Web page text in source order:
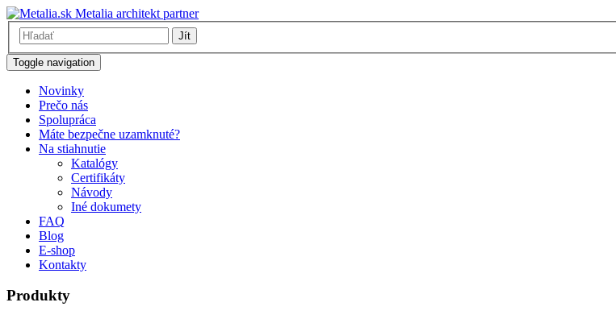
Metalia architekt partner
Jít
Toggle navigation
Novinky
Prečo nás
Spolupráca
Máte bezpečne uzamknuté?
Na stiahnutie
Katalógy
Certifikáty
Návody
Iné dokumety
FAQ
Blog
E-shop
Kontakty
Produkty